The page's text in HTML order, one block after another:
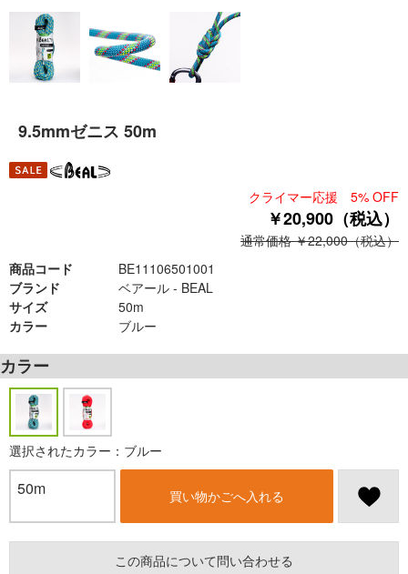
9.5mmゼニス 50m
クライマー応援 5% OFF
￥20,900（税込）
通常価格 ￥22,000（税込）
商品コード
BE11106501001
ブランド
ベアール - BEAL
サイズ
50m
カラー
ブルー
カラー
選択されたカラー：ブルー
50m 買い物かごへ入れる
この商品について問い合わせる